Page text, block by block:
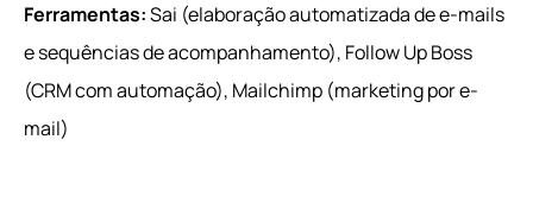
Ferramentas:Sai (elaboração automatizada de e-mails
e sequências de acompanhamento), Follow Up Boss
(CRM com automação), Mailchimp (marketing por e-
mail)